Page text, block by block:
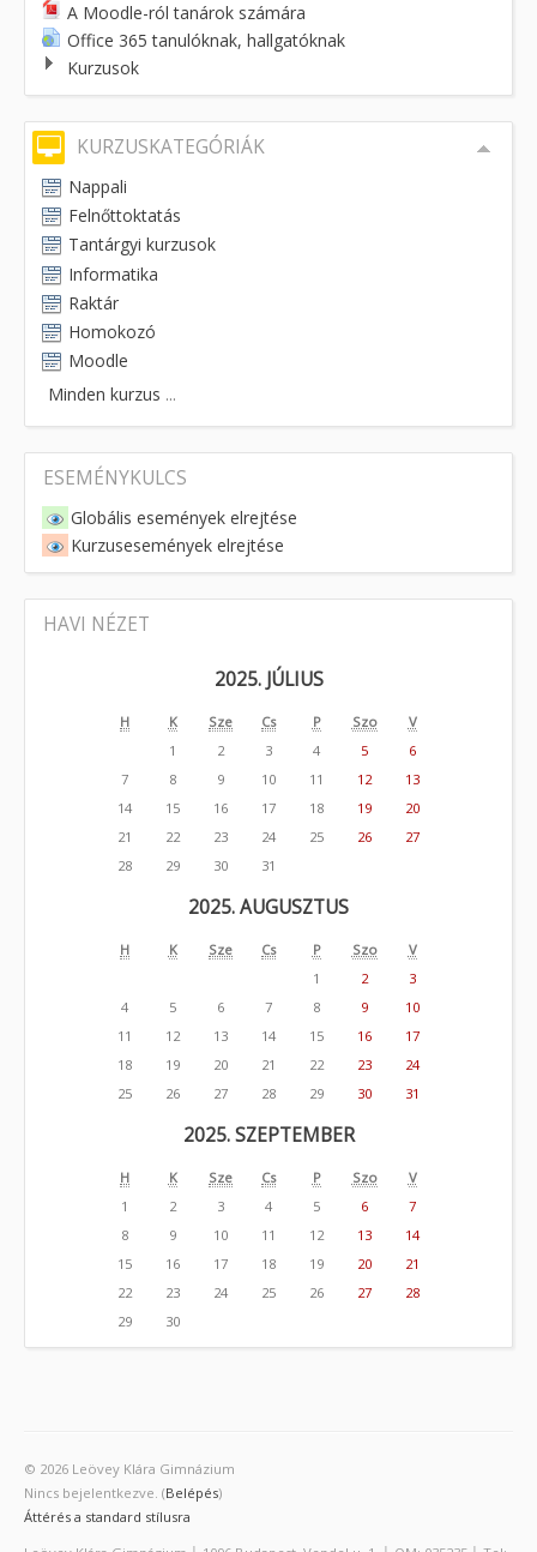
A Moodle-ról tanárok számára
Office 365 tanulóknak, hallgatóknak
Kurzusok
KURZUSKATEGÓRIÁK
Nappali
Felnőttoktatás
Tantárgyi kurzusok
Informatika
Raktár
Homokozó
Moodle
Minden kurzus ...
ESEMÉNYKULCS
Globális események elrejtése
Kurzusesemények elrejtése
HAVI NÉZET
2025. JÚLIUS
H K Sze Cs P Szo
V
1
2 3 4 5
6
7
8 9 10 11 12
13
14
15 16 17 18 19
20
21
22 23 24 25 26
27
28
29 30 31
2025. AUGUSZTUS
H K Sze Cs P Szo
V
1
2
3
4
5 6 7 8 9
10
11
12 13 14 15 16
17
18
19 20 21 22 23
24
25
26 27 28 29 30 31
2025. SZEPTEMBER
H K Sze Cs P Szo
V
1
2 3 4 5 6
7
8
9 10 11 12 13
14
15
16 17 18 19 20
21
22
23 24 25 26 27
28
29
30
© 2026 Leövey Klára Gimnázium
Nincs bejelentkezve. (Belépés)
Áttérés a standard stílusra